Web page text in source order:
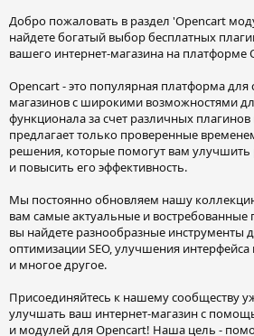
Добро пожаловать в раздел 'Opencart
найдете богатый выбор бесплатных
вашего интернет-магазина на платформе
Opencart - это популярная платформа для
магазинов с широкими возможностями
функционала за счет различных
предлагает только проверенные
решения, которые помогут вам улучшить
и повысить его эффективность.
Мы постоянно обновляем нашу
вам самые актуальные и
вы найдете разнообразные инструменты
оптимизации SEO, улучшения интерфейса
и многое другое.
Присоединяйтесь к нашему сообществу
улучшать ваш интернет-магазин с
и модулей для Opencart! Наша цель -